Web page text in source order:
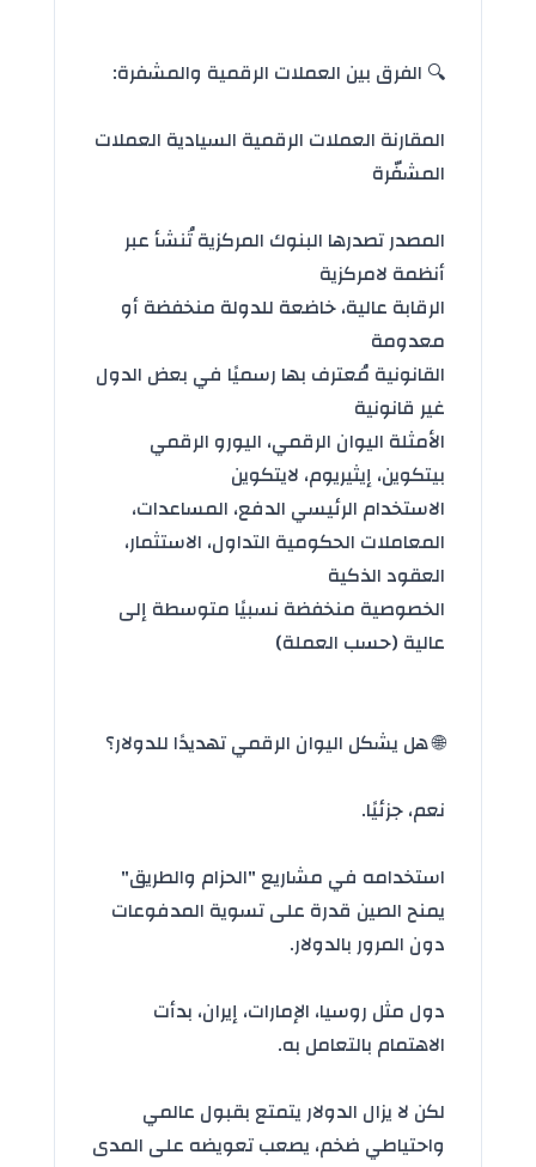
🔍 الفرق بين العملات الرقمية والمشفرة:
المقارنة العملات الرقمية السيادية العملات
المشفّرة
المصدر تصدرها البنوك المركزيةتُنشأ عبر
أنظمة لامركزية
الرقابة عالية، خاضعة للدولة منخفضة أو
معدومة
القانونية مُعترف بها رسميًا في بعض الدول
غير قانونية
الأمثلة اليوان الرقمي، اليورو الرقمي
بيتكوين، إيثيريوم، لايتكوين
الاستخدام الرئيسي الدفع، المساعدات،
المعاملات الحكومية التداول، الاستثمار،
العقود الذكية
الخصوصية منخفضة نسبيًا متوسطة إلى
عالية (حسب العملة)
🌐 هل يشكل اليوان الرقمي تهديدًا للدولار؟
نعم، جزئيًا.
استخدامه في مشاريع "الحزام والطريق"
يمنح الصين قدرة على تسوية المدفوعات
دون المرور بالدولار.
دول مثل روسيا، الإمارات، إيران، بدأت
الاهتمام بالتعامل به.
لكن لا يزال الدولار يتمتع بقبول عالمي
واحتياطي ضخم، يصعب تعويضه على المدى